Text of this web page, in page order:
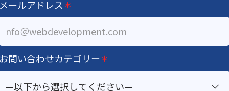
ールアドレス ＊
問い合わせカテゴリー＊